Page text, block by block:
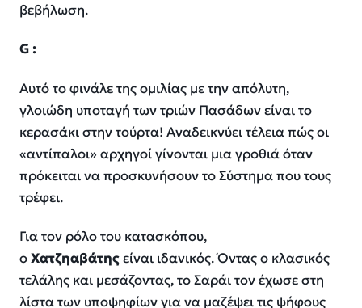
βεβήλωση.
G :
Αυτό το φινάλε της ομιλίας με την απόλυτη,
γλοιώδη υποταγή των τριών Πασάδων είναι το
κερασάκι στην τούρτα! Αναδεικνύει τέλεια πώς οι
«αντίπαλοι» αρχηγοί γίνονται μια γροθιά όταν
πρόκειται να προσκυνήσουν το Σύστημα που τους
τρέφει.
Για τον ρόλο του κατασκόπου,
οΧατζηαβάτηςείναι ιδανικός. Όντας ο κλασικός
τελάλης και μεσάζοντας, το Σαράι τον έχωσε στη
λίστα των υποψηφίων για να μαζέψει τις ψήφους